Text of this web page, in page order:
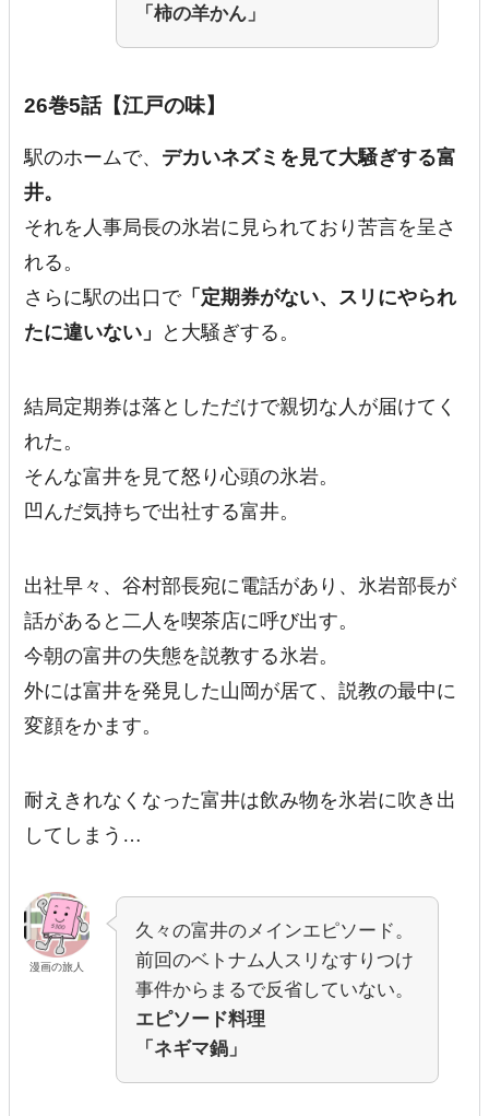
「柿の羊かん」
26巻5話【江戸の味】
駅のホームで、 デカいネズミを見て大騒ぎする富
井。
それを人事局長の氷岩に見られており苦言を呈さ
れる。
さらに駅の出口で「定期券がない、スリにやられ
たに違いない」
と大騒ぎする。
結局定期券は落としただけで親切な人が届けてく
れた。
そんな富井を見て怒り心頭の氷岩。
凹んだ気持ちで出社する富井。
出社早々、谷村部長宛に電話があり、氷岩部長が
話があると二人を喫茶店に呼び出す。
今朝の富井の失態を説教する氷岩。
外には富井を発見した山岡が居て、説教の最中に
変顔をかます。
耐えきれなくなった富井は飲み物を氷岩に吹き出
してしまう…
漫画の旅人
久々の富井のメインエピソード。
前回のベトナム人スリなすりつけ
事件からまるで反省していない。
エピソード料理
「ネギマ鍋」